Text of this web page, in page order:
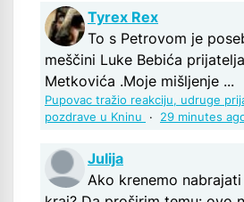
Tyrex Rex
To s Petrovom je
meščini Luke Bebića
Metkovića .Moje mišljenje ...
Pupovac tražio reakciju, udruge
pozdrave u Kninu
· 29 minutes
Julija
Ako krenemo